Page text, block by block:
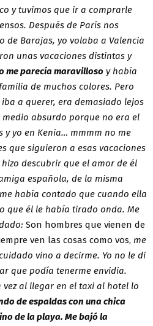
y tuvimos que ir a comprarle
Después de París nos
de Barajas, yo volaba a Valencia
unas vacaciones distintas y
me parecía maravilloso y había
de muchos colores. Pero
a querer, era demasiado lejos
medio absurdo porque no era el
y yo en Kenia… mmmm no me
que siguieron a esas vacaciones
hizo descubrir que el amor de él
española, de la misma
había contado que cuando ella
que él le había tirado onda. Me
Son hombres que vienen de
ven las cosas como vos, me
vino a decirme. Yo no le di
que podía tenerme envidia.
vez al llegar en el taxi al hotel lo
de espaldas con una chica
de la playa. Me bajó la